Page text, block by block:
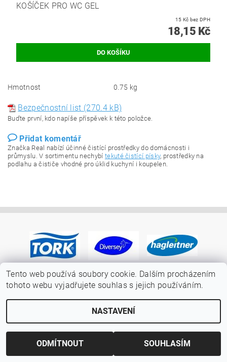
KOŠÍČEK PRO WC GEL
15 Kč bez DPH
18,15 Kč
Hmotnost 0.75 kg
Bezpečnostní list (270.4 kB)
Buďte první, kdo napíše příspěvek k této položce.
Přidat komentář
Značka Real nabízí účinné čistící prostředky do domácnosti i
průmyslu. V sortimentu nechybí tekuté čistící písky, prostředky na
podlahu a čističe vhodné pro úklid kuchyní i koupelen.
Tento web používá soubory cookie. Dalším procházením
tohoto webu vyjadřujete souhlas s jejich používáním.
NASTAVENÍ
ODMÍTNOUT SOUHLASÍM